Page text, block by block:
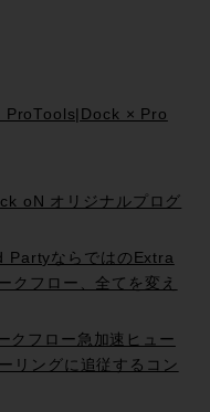
ProTools|Dock × Pro
oN オリジナルプログ
ならではのExtra
クフロー、全てを変え
フロー急加速ヒュー
リングに追従するコン